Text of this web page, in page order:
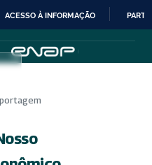
CONTEÚDO
ACESSO À INFORMAÇÃO